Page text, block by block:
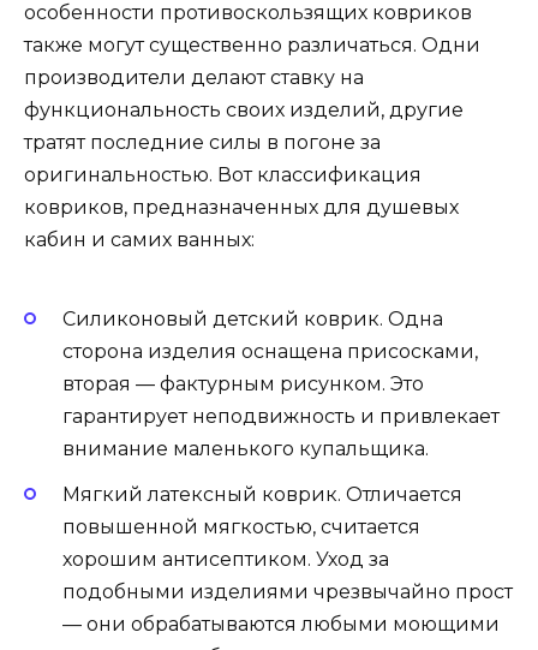
особенности противоскользящих ковриков
также могут существенно различаться. Одни
производители делают ставку на
функциональность своих изделий, другие
тратят последние силы в погоне за
оригинальностью. Вот классификация
ковриков, предназначенных для душевых
кабин и самих ванных:
Силиконовый детский коврик. Одна
сторона изделия оснащена присосками,
вторая — фактурным рисунком. Это
гарантирует неподвижность и привлекает
внимание маленького купальщика.
Мягкий латексный коврик. Отличается
повышенной мягкостью, считается
хорошим антисептиком. Уход за
подобными изделиями чрезвычайно прост
— они обрабатываются любыми моющими